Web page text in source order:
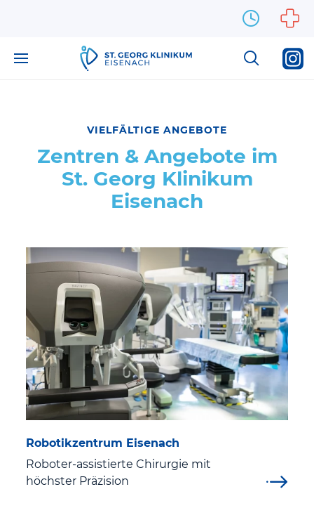
Medizin & Pflege
Kliniken
Allgemein-, Viszeral-, Gefäß- und Thoraxchirurgie
Frauenheilkunde
Geburtsmedizin
Innere Medizin I Kardiologie, Pneumologie,
Infektiologie, Intermediate Care (IMC), Angiologie
Innere Medizin II Gastroenterologie und Endoskopie
Innere III Hämatologie, Onkologie und Palliativmedizin
Kinder- und Jugendmedizin „Dr. Siegfried Wolff“
VIELFÄLTIGE ANGEBOTE
Zentren & Angebote im
St. Georg Klinikum
Eisenach
Robotikzentrum Eisenach
Roboter-assistierte Chirurgie mit
höchster Präzision